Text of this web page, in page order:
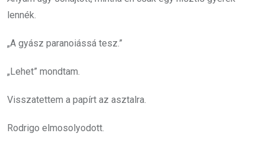
lennék.
„A gyász paranoiássá tesz.”
„Lehet” mondtam.
Visszatettem a papírt az asztalra.
Rodrigo elmosolyodott.